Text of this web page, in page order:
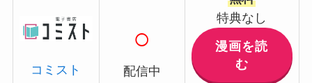
コミスト
○
配信中
特典なし
漫画を読
む